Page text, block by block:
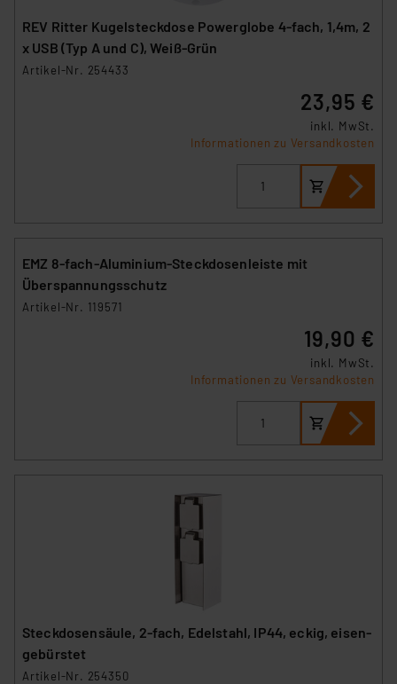
REV Ritter Kugelsteckdose Powerglobe 4-fach, 1,4m, 2
x USB (Typ A und C), Weiß-Grün
Artikel-Nr. 254433
23,95 €
inkl. MwSt.
Informationen zu Versandkosten
EMZ 8-fach-Aluminium-Steckdosenleiste mit
Überspannungsschutz
Artikel-Nr. 119571
19,90 €
inkl. MwSt.
Informationen zu Versandkosten
Steckdosensäule, 2-fach, Edelstahl, IP44, eckig, eisen-
gebürstet
Artikel-Nr. 254350